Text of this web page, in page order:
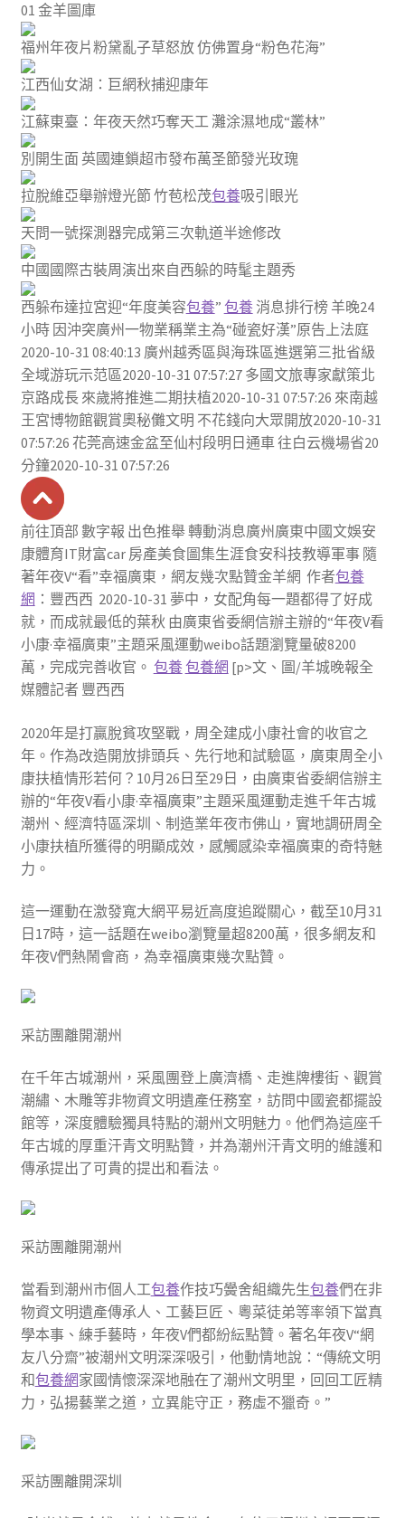
01 金羊圖庫
福州年夜片粉黛亂子草怒放 仿佛置身“粉色花海”
江西仙女湖：巨網秋捕迎康年
江蘇東臺：年夜天然巧奪天工 灘涂濕地成“叢林”
別開生面 英國連鎖超市發布萬圣節發光玫瑰
拉脫維亞舉辦燈光節 竹苞松茂包養吸引眼光
天問一號探測器完成第三次軌道半途修改
中國國際古裝周演出來自西躲的時髦主題秀
西躲布達拉宮迎“年度美容包養” 包養消息排行榜 羊晚24
小時 因沖突廣州一物業稱業主為“碰瓷好漢”原告上法庭
2020-10-31 08:40:13 廣州越秀區與海珠區進選第三批省級
全域游玩示范區2020-10-31 07:57:27 多國文旅專家獻策北
京路成長 來歲將推進二期扶植2020-10-31 07:57:26 來南越
王宮博物館觀賞奧秘儺文明 不花錢向大眾開放2020-10-31
07:57:26 花莞高速金盆至仙村段明日通車 往白云機場省20
分鐘2020-10-31 07:57:26
前往頂部 數字報 出色推舉 轉動消息廣州廣東中國文娛安
康體育IT財富car 房產美食圖集生涯食安科技教導軍事 隨
著年夜V“看”幸福廣東，網友幾次點贊金羊網 作者包養
網 ：豐西西 2020-10-31 夢中，女配角每一題都得了好成
就，而成就最低的葉秋 由廣東省委網信辦主辦的“年夜V看
小康·幸福廣東”主題采風運動weibo話題瀏覽量破8200
萬，完成完善收官。 包養包養網 [p>文、圖/羊城晚報全
媒體記者 豐西西
2020年是打贏脫貧攻堅戰，周全建成小康社會的收官之
年。作為改造開放排頭兵、先行地和試驗區，廣東周全小
康扶植情形若何？10月26日至29日，由廣東省委網信辦主
辦的“年夜V看小康·幸福廣東”主題采風運動走進千年古城
潮州、經濟特區深圳、制造業年夜市佛山，實地調研周全
小康扶植所獲得的明顯成效，感觸感染幸福廣東的奇特魅
力。
這一運動在激發寬大網平易近高度追蹤關心，截至10月31
日17時，這一話題在weibo瀏覽量超8200萬，很多網友和
年夜V們熱鬧會商，為幸福廣東幾次點贊。
采訪團離開潮州
在千年古城潮州，采風團登上廣濟橋、走進牌樓街、觀賞
潮繡、木雕等非物資文明遺產任務室，訪問中國瓷都擺設
館等，深度體驗獨具特點的潮州文明魅力。他們為這座千
年古城的厚重汗青文明點贊，并為潮州汗青文明的維護和
傳承提出了可貴的提出和看法。
采訪團離開潮州
當看到潮州市個人工包養作技巧黌舍組織先生包養們在非
物資文明遺產傳承人、工藝巨匠、粵菜徒弟等率領下當真
學本事、練手藝時，年夜V們都紛紜點贊。著名年夜V“網
友八分齋”被潮州文明深深吸引，他動情地說：“傳統文明
和包養網家國情懷深深地融在了潮州文明里，回回工匠精
力，弘揚藝業之道，立異能守正，務虛不獵奇。”
采訪團離開深圳